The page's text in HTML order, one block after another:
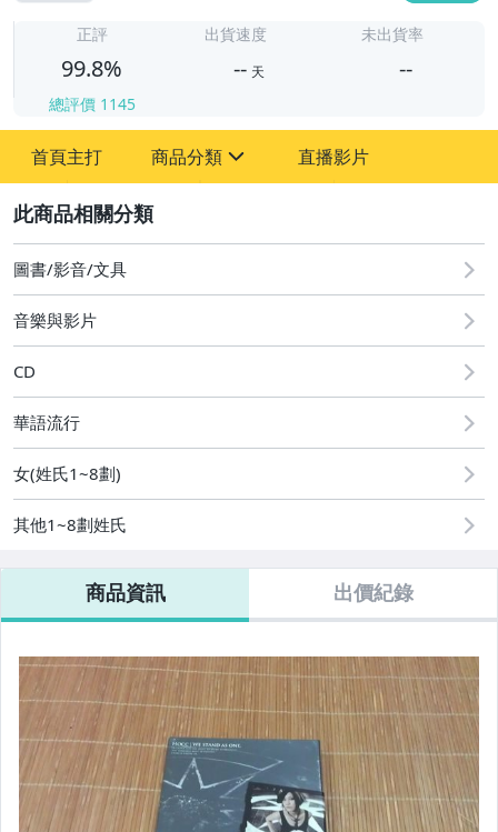
正評
99.8%
總評價 1145
出貨速度
-- 天
未出貨率
--
首頁主打 商品分類
圖書/影音/文具
居家、家具與園藝
玩具、模型與公仔
偶像、球員卡與郵幣
女包精品與女鞋
家電與影音視聽
運動、戶外與休閒
直播影片
圖書/影音/文具
音樂與影片
CD
華語流行
女(姓氏1~8劃)
其他1~8劃姓氏
商品資訊 出價紀錄